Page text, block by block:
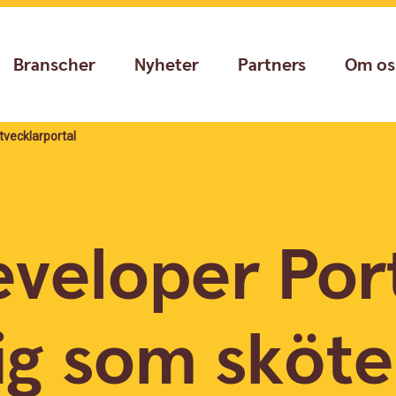
Branscher Nyheter Partners Om
som